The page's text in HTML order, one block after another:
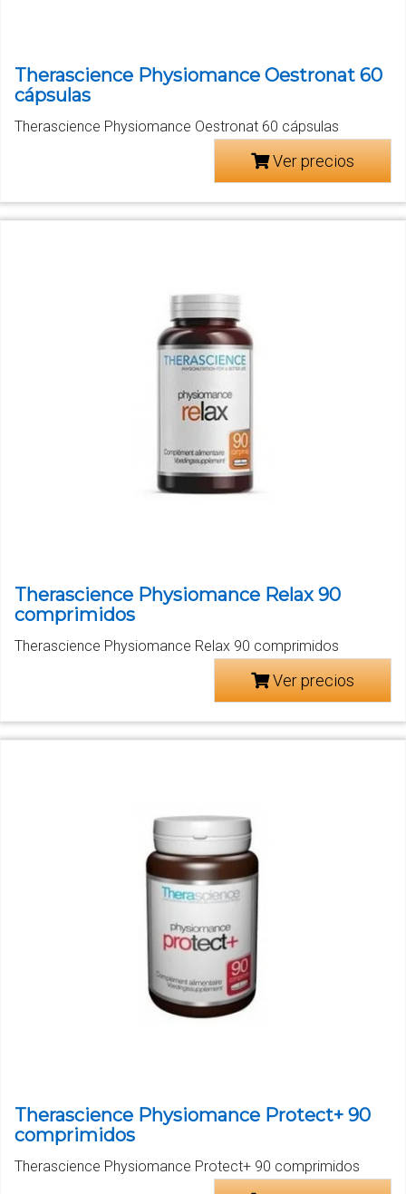
Therascience Physiomance Oestronat 60
cápsulas
Therascience Physiomance Oestronat 60 cápsulas
Ver precios
Therascience Physiomance Relax 90
comprimidos
Therascience Physiomance Relax 90 comprimidos
Ver precios
Therascience Physiomance Protect+ 90
comprimidos
Therascience Physiomance Protect+ 90 comprimidos